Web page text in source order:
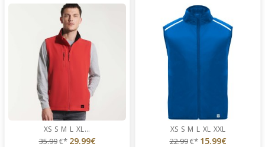
XS S M L XL...
35.99€* 29.99€
XS S M L XL XXL
22.99€* 15.99€